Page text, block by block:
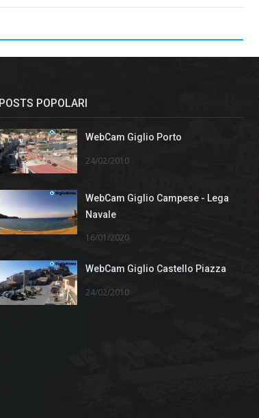
POSTS POPOLARI
WebCam Giglio Porto
24/02/2010
WebCam Giglio Campese - Lega
Navale
16/01/2020
WebCam Giglio Castello Piazza
24/02/2010